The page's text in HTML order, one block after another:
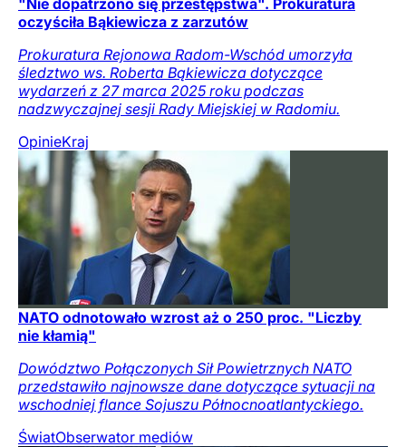
oczyściła Bąkiewicza z zarzutów
Prokuratura Rejonowa Radom-Wschód umorzyła
śledztwo ws. Roberta Bąkiewicza dotyczące
wydarzeń z 27 marca 2025 roku podczas
nadzwyczajnej sesji Rady Miejskiej w Radomiu.
OpinieKraj
NATO odnotowało wzrost aż o 250 proc. "Liczby
nie kłamią"
Dowództwo Połączonych Sił Powietrznych NATO
przedstawiło najnowsze dane dotyczące sytuacji na
wschodniej flance Sojuszu Północnoatlantyckiego.
ŚwiatObserwator mediów